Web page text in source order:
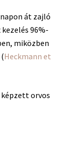
át zajló
96%-
miközben
Heckmann et
képzett orvos